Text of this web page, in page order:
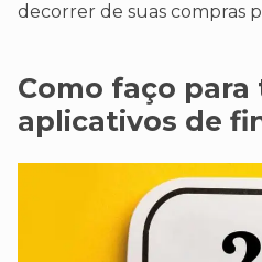
decorrer de suas compras
Como faço para
aplicativos de